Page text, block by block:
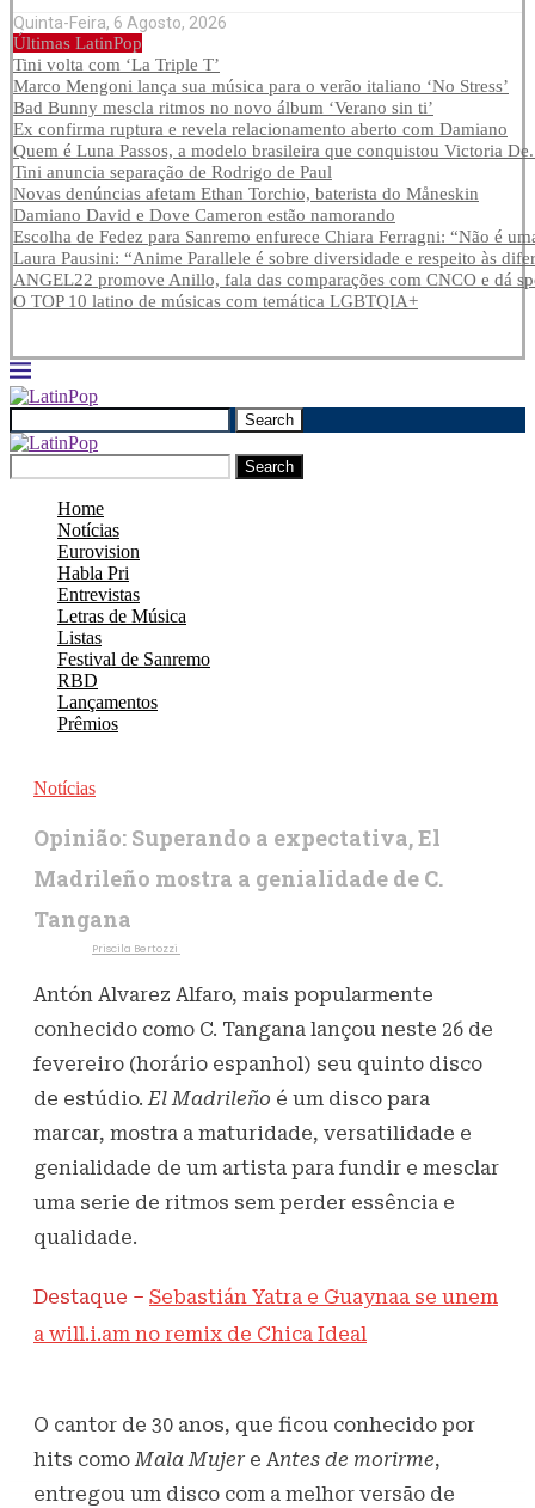
Quinta-Feira, 6 Agosto, 2026
Últimas LatinPop
Tini volta com ‘La Triple T’
Marco Mengoni lança sua música para o verão italiano ‘No Stress’
Bad Bunny mescla ritmos no novo álbum ‘Verano sin ti’
Ex confirma ruptura e revela relacionamento aberto com Damiano
Quem é Luna Passos, a modelo brasileira que conquistou Victoria
Tini anuncia separação de Rodrigo de Paul
Novas denúncias afetam Ethan Torchio, baterista do Måneskin
Damiano David e Dove Cameron estão namorando
Escolha de Fedez para Sanremo enfurece Chiara Ferragni: “Não é
Laura Pausini: “Anime Parallele é sobre diversidade e respeito às
ANGEL22 promove Anillo, fala das comparações com CNCO e dá
O TOP 10 latino de músicas com temática LGBTQIA+
Search
Search
Home
Notícias
Eurovision
Habla Pri
Entrevistas
Letras de Música
Listas
Festival de Sanremo
RBD
Lançamentos
Prêmios
Notícias
Opinião: Superando a expectativa, El
Madrileño mostra a genialidade de C.
Tangana
Priscila Bertozzi
Antón Alvarez Alfaro, mais popularmente
conhecido como C. Tangana lançou neste 26 de
fevereiro (horário espanhol) seu quinto disco
de estúdio.El Madrileño é um disco para
marcar, mostra a maturidade, versatilidade e
genialidade de um artista para fundir e mesclar
uma serie de ritmos sem perder essência e
qualidade.
Destaque – Sebastián Yatra e Guaynaa se unem
a will.i.am no remix de Chica Ideal
O cantor de 30 anos, que ficou conhecido por
hits comoMala Mujer e Antes de morirme,
entregou um disco com a melhor versão de